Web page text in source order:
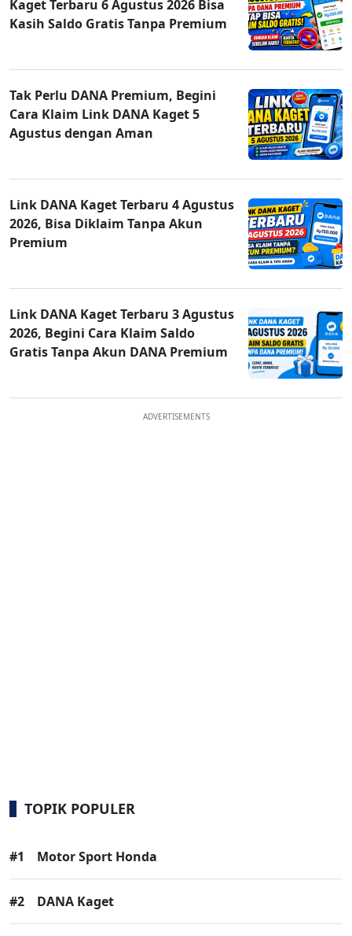
Kaget Terbaru 6 Agustus 2026 Bisa
Kasih Saldo Gratis Tanpa Premium
Tak Perlu DANA Premium, Begini
Cara Klaim Link DANA Kaget 5
Agustus dengan Aman
Link DANA Kaget Terbaru 4 Agustus
2026, Bisa Diklaim Tanpa Akun
Premium
Link DANA Kaget Terbaru 3 Agustus
2026, Begini Cara Klaim Saldo
Gratis Tanpa Akun DANA Premium
ADVERTISEMENTS
TOPIK POPULER
#1 Motor Sport Honda
#2 DANA Kaget